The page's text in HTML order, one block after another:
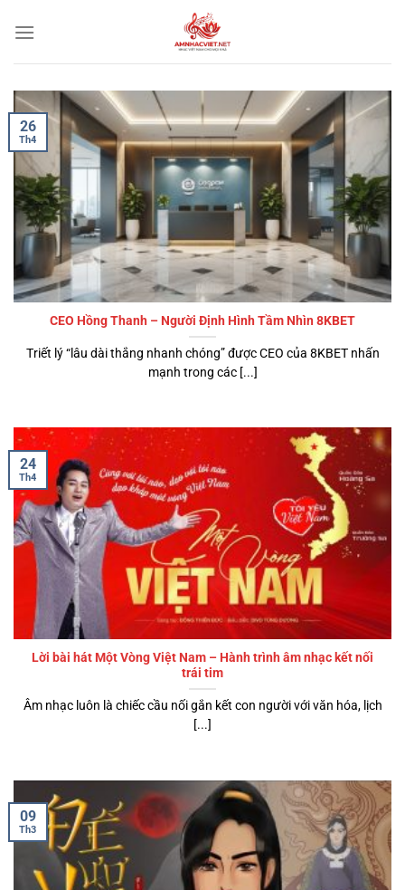
qua
CEO Hồng Thanh – Người Định Hình Tầm Nhìn 8KBET
Triết lý “lâu dài thắng nhanh chóng” được CEO của 8KBET nhấn
mạnh trong các [...]
26
Th4
Lời bài hát Một Vòng Việt Nam – Hành trình âm nhạc kết nối
trái tim
Âm nhạc luôn là chiếc cầu nối gắn kết con người với văn hóa, lịch
[...]
24
Th4
09
Th3